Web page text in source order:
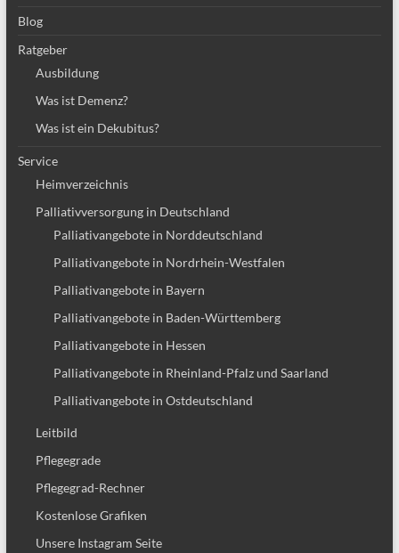
Blog
Ratgeber
Ausbildung
Was ist Demenz?
Was ist ein Dekubitus?
Service
Heimverzeichnis
Palliativversorgung in Deutschland
Palliativangebote in Norddeutschland
Palliativangebote in Nordrhein-Westfalen
Palliativangebote in Bayern
Palliativangebote in Baden-Württemberg
Palliativangebote in Hessen
Palliativangebote in Rheinland-Pfalz und Saarland
Palliativangebote in Ostdeutschland
Leitbild
Pflegegrade
Pflegegrad-Rechner
Kostenlose Grafiken
Unsere Instagram Seite